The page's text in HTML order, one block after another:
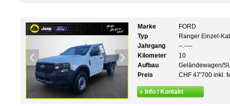
Marke
FORD
Typ
Ranger Einzel-
Jahrgang
--.----
Kilometer
10
Aufbau
Geländewagen/
Preis
CHF 47'700 inkl.
Info / Kontakt